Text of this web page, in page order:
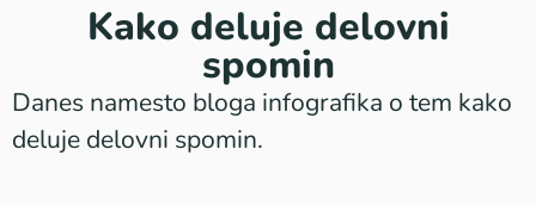
Kako deluje delovni
spomin
Danes namesto bloga infografika o tem kako
deluje delovni spomin.